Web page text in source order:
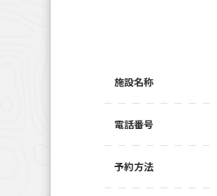
施設名称
電話番号
予約方法